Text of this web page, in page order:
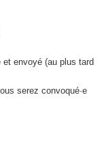
et envoyé (au plus tard
serez convoqué·e